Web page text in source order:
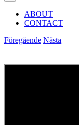
ABOUT
CONTACT
Föregående Nästa